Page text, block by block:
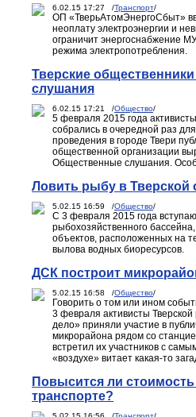
6.02.15 17:27 /Транспорт/
ОП «ТверьАтомЭнергоСбыт»
неоплату электроэнергии и
ограничит энергоснабжение
режима электропотребления.
Тверские
слушания
6.02.15 17:21 /Общество/
5 февраля 2015 года
собрались в очередной раз
проведения в городе Твери
общественной организации
Общественные слушания.
Ловить рыбу в Тверской
5.02.15 16:59 /Общество/
С 3 февраля 2015 года
рыбохозяйственного
объектов, расположенных на
вылова водных биоресурсов.
ДСК построит
5.02.15 16:58 /Общество/
Говорить о том или ином
3 февраля активисты
дело» приняли участие в
микрорайона рядом со
встретил их участников с
«воздухе» витает какая-то
Повысится ли
транспорте?